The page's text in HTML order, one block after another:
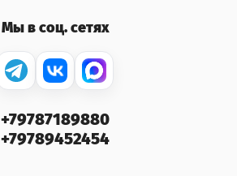
Мы в соц. сетях
+79787189880
+79789452454